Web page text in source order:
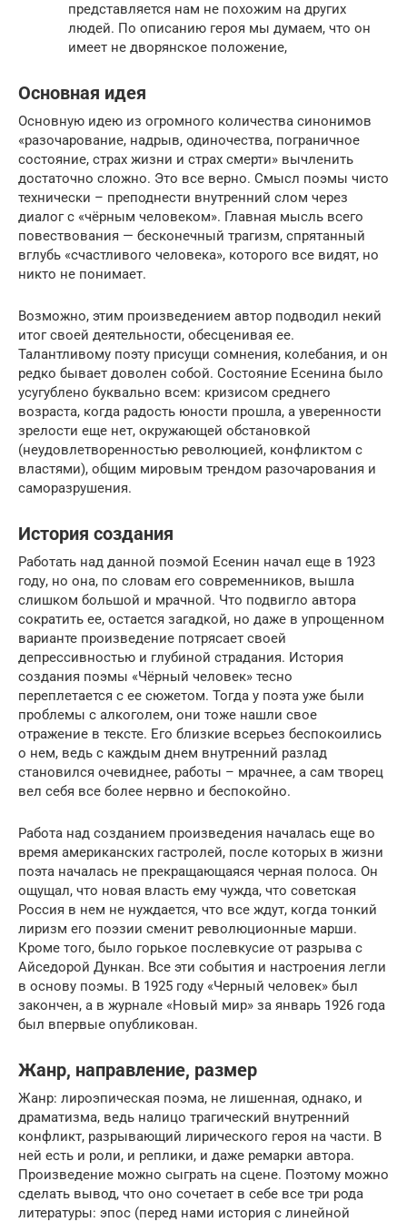
представляется нам не похожим на других
людей. По описанию героя мы думаем, что он
имеет не дворянское положение,
Основная идея
Основную идею из огромного количества синонимов
«разочарование, надрыв, одиночества, пограничное
состояние, страх жизни и страх смерти» вычленить
достаточно сложно. Это все верно. Смысл поэмы чисто
технически – преподнести внутренний слом через
диалог с «чёрным человеком». Главная мысль всего
повествования — бесконечный трагизм, спрятанный
вглубь «счастливого человека», которого все видят, но
никто не понимает.
Возможно, этим произведением автор подводил некий
итог своей деятельности, обесценивая ее.
Талантливому поэту присущи сомнения, колебания, и он
редко бывает доволен собой. Состояние Есенина было
усугублено буквально всем: кризисом среднего
возраста, когда радость юности прошла, а уверенности
зрелости еще нет, окружающей обстановкой
(неудовлетворенностью революцией, конфликтом с
властями), общим мировым трендом разочарования и
саморазрушения.
История создания
Работать над данной поэмой Есенин начал еще в 1923
году, но она, по словам его современников, вышла
слишком большой и мрачной. Что подвигло автора
сократить ее, остается загадкой, но даже в упрощенном
варианте произведение потрясает своей
депрессивностью и глубиной страдания. История
создания поэмы «Чёрный человек» тесно
переплетается с ее сюжетом. Тогда у поэта уже были
проблемы с алкоголем, они тоже нашли свое
отражение в тексте. Его близкие всерьез беспокоились
о нем, ведь с каждым днем внутренний разлад
становился очевиднее, работы – мрачнее, а сам творец
вел себя все более нервно и беспокойно.
Работа над созданием произведения началась еще во
время американских гастролей, после которых в жизни
поэта началась не прекращающаяся черная полоса. Он
ощущал, что новая власть ему чужда, что советская
Россия в нем не нуждается, что все ждут, когда тонкий
лиризм его поэзии сменит революционные марши.
Кроме того, было горькое послевкусие от разрыва с
Айседорой Дункан. Все эти события и настроения легли
в основу поэмы. В 1925 году «Черный человек» был
закончен, а в журнале «Новый мир» за январь 1926 года
был впервые опубликован.
Жанр, направление, размер
Жанр: лироэпическая поэма, не лишенная, однако, и
драматизма, ведь налицо трагический внутренний
конфликт, разрывающий лирического героя на части. В
ней есть и роли, и реплики, и даже ремарки автора.
Произведение можно сыграть на сцене. Поэтому можно
сделать вывод, что оно сочетает в себе все три рода
литературы: эпос (перед нами история с линейной